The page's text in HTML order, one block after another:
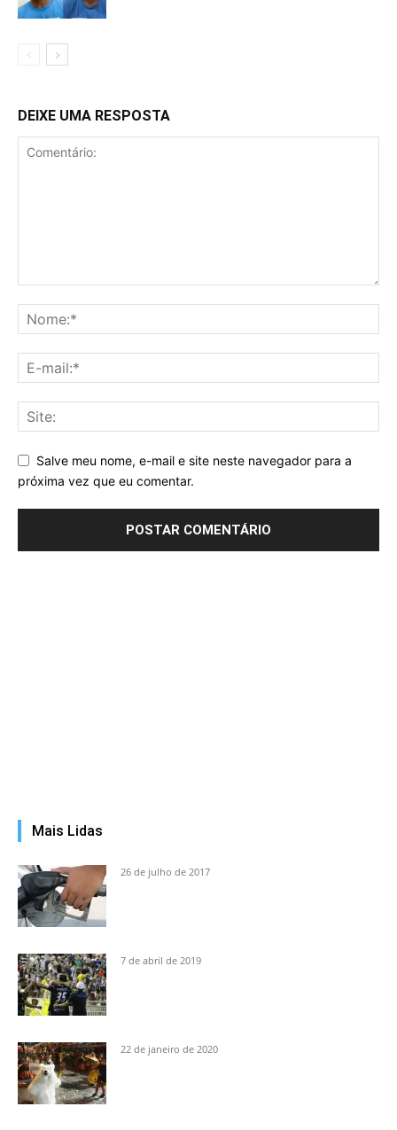
DEIXE UMA RESPOSTA
Salve meu nome, e-mail e site neste navegador para a
próxima vez que eu comentar.
Mais Lidas
26 de julho de 2017
7 de abril de 2019
22 de janeiro de 2020